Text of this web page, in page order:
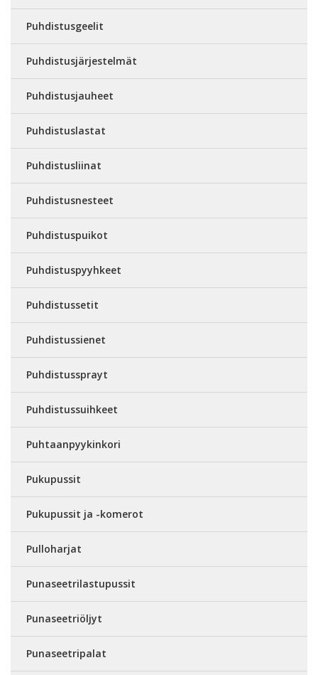
Puhdistusgeelit
Puhdistusjärjestelmät
Puhdistusjauheet
Puhdistuslastat
Puhdistusliinat
Puhdistusnesteet
Puhdistuspuikot
Puhdistuspyyhkeet
Puhdistussetit
Puhdistussienet
Puhdistussprayt
Puhdistussuihkeet
Puhtaanpyykinkori
Pukupussit
Pukupussit ja -komerot
Pulloharjat
Punaseetrilastupussit
Punaseetriöljyt
Punaseetripalat